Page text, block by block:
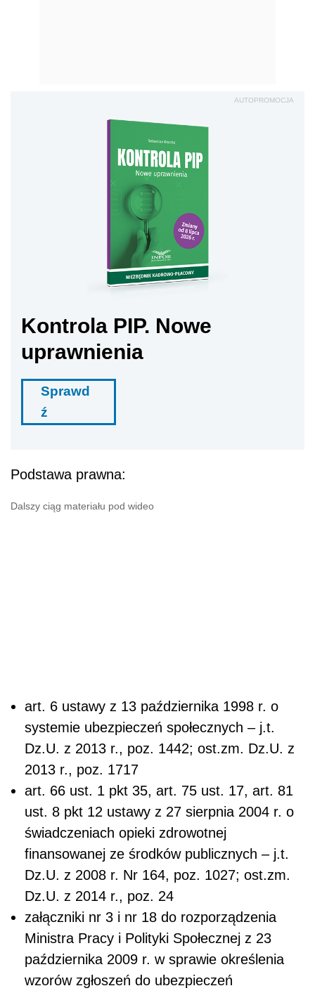
AUTOPROMOCJA
Kontrola PIP. Nowe
uprawnienia
Sprawd
ź
Podstawa prawna:
Dalszy ciąg materiału pod wideo
art. 6 ustawy z 13 października 1998 r. o
systemie ubezpieczeń społecznych – j.t.
Dz.U. z 2013 r., poz. 1442; ost.zm. Dz.U. z
2013 r., poz. 1717
art. 66 ust. 1 pkt 35, art. 75 ust. 17, art. 81
ust. 8 pkt 12 ustawy z 27 sierpnia 2004 r. o
świadczeniach opieki zdrowotnej
finansowanej ze środków publicznych – j.t.
Dz.U. z 2008 r. Nr 164, poz. 1027; ost.zm.
Dz.U. z 2014 r., poz. 24
załączniki nr 3 i nr 18 do rozporządzenia
Ministra Pracy i Polityki Społecznej z 23
października 2009 r. w sprawie określenia
wzorów zgłoszeń do ubezpieczeń